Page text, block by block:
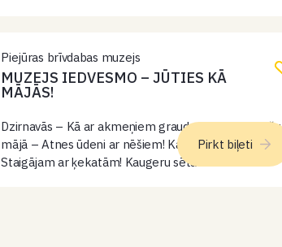
Piejūras brīvdabas muzejs
MUZEJS IEDVESMO – JŪTIES KĀ
MĀJĀS!
Dzirnavās – Kā ar akmeņiem graudus berza? Lībiešu
mājā – Atnes ūdeni ar nēšiem! Kaugeru sētā –
Staigājam ar ķekatām! Kaugeru sēta – Pabaro
Pirkt biļeti